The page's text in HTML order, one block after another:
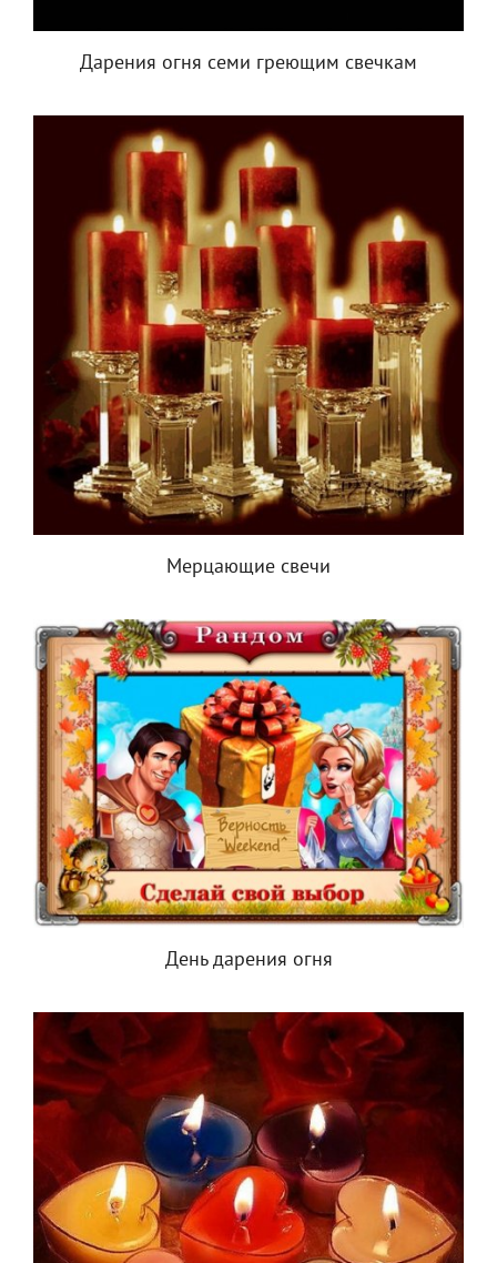
Дарения огня семи греющим свечкам
Мерцающие свечи
День дарения огня